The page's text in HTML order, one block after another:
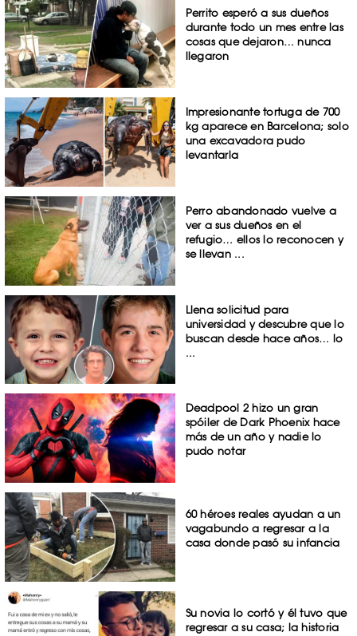
Perrito esperó a sus dueños
durante todo un mes entre las
cosas que dejaron… nunca
llegaron
Impresionante tortuga de 700
kg aparece en Barcelona; solo
una excavadora pudo
levantarla
Perro abandonado vuelve a
ver a sus dueños en el
refugio… ellos lo reconocen y
se llevan ...
Llena solicitud para
universidad y descubre que lo
buscan desde hace años… lo
...
Deadpool 2 hizo un gran
spóiler de Dark Phoenix hace
más de un año y nadie lo
pudo notar
60 héroes reales ayudan a un
vagabundo a regresar a la
casa donde pasó su infancia
Su novia lo cortó y él tuvo que
regresar a su casa; la historia